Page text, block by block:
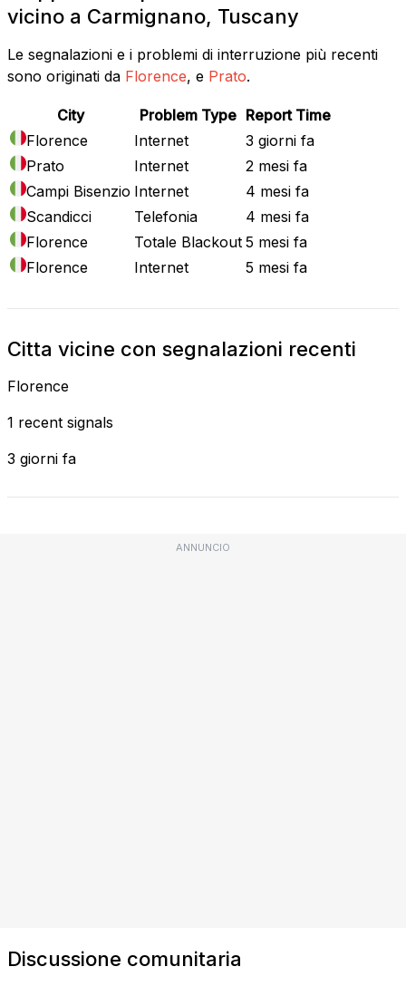
vicino a Carmignano, Tuscany
Le segnalazioni e i problemi di interruzione più recenti
sono originati da Florence, e Prato.
City Problem Type Report Time
Florence
Internet
3 giorni fa
Prato
Internet
2 mesi fa
Campi Bisenzio Internet
4 mesi fa
Scandicci
Telefonia
4 mesi fa
Florence
Totale Blackout 5 mesi fa
Florence
Internet 5 mesi fa
Citta vicine con segnalazioni recenti
Florence
1 recent signals
3 giorni fa
ANNUNCIO
Discussione comunitaria